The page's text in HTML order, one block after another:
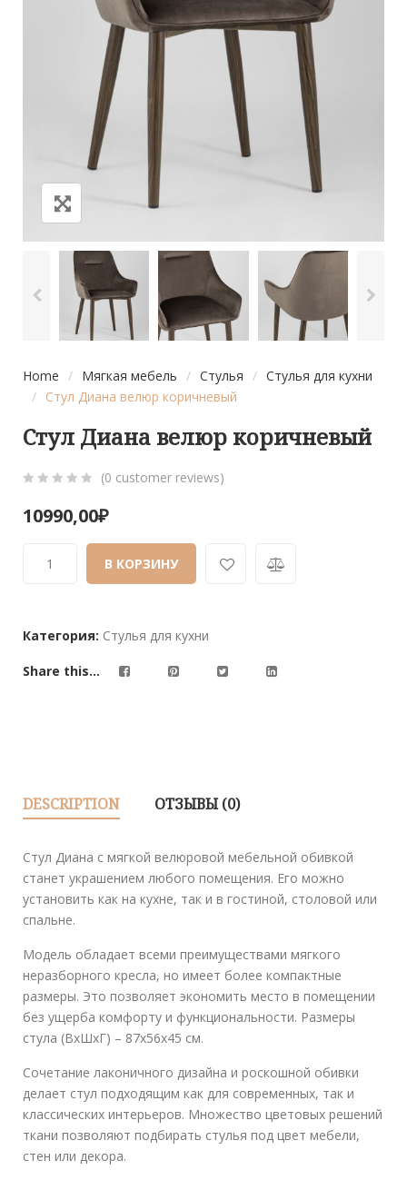
Home / Мягкая мебель / Стулья / Стулья для кухни
/ Стул Диана велюр коричневый
Стул Диана велюр коричневый
out
based
ratings
(0 customer reviews)
10990,00₽
В КОРЗИНУ
Категория: Стулья для кухни
Share this...
DESCRIPTION ОТЗЫВЫ (0)
Стул Диана с мягкой велюровой мебельной обивкой
станет украшением любого помещения. Его можно
установить как на кухне, так и в гостиной, столовой или
спальне.
Модель обладает всеми преимуществами мягкого
неразборного кресла, но имеет более компактные
размеры. Это позволяет экономить место в помещении
без ущерба комфорту и функциональности. Размеры
стула (ВхШхГ) – 87х56х45 см.
Сочетание лаконичного дизайна и роскошной обивки
делает стул подходящим как для современных, так и
классических интерьеров. Множество цветовых решений
ткани позволяют подбирать стулья под цвет мебели,
стен или декора.